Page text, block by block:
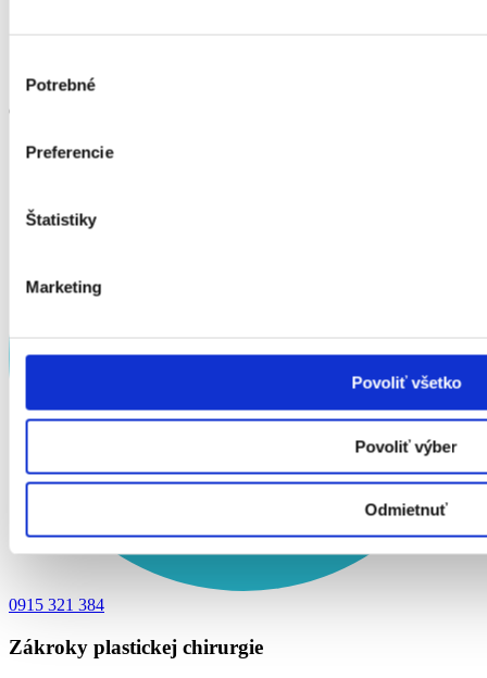
súhlasu
Potrebné
Preferencie
Štatistiky
Marketing
Povoliť všetko
Povoliť výber
Odmietnuť
Klinika Prešov
Objednajte sa na kliniku
0915 321 384
Zákroky plastickej chirurgie